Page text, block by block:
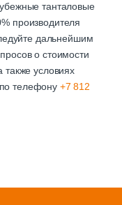
танталовые
производителя
дальнейшим
о стоимости
также условиях
телефону +7 812